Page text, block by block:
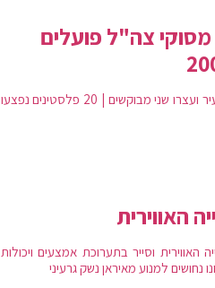
מסוקי צה"ל פועלים
כוחות הביטחון מתקשים לצאת מהעיר | נכנסו לעיר ועצרו שני מבוקשים | 20 פלסטינים נפצעו
האווירית
וסייר בתערוכת אמצעים ויכולות
למנוע מאיראן נשק גרעיני